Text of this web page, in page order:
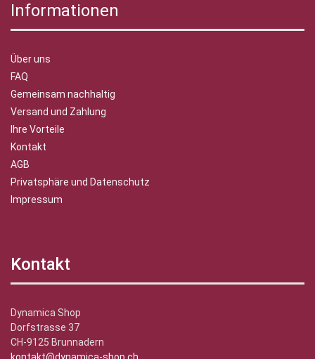
Informationen
Über uns
FAQ
Gemeinsam nachhaltig
Versand und Zahlung
Ihre Vorteile
Kontakt
AGB
Privatsphäre und Datenschutz
Impressum
Kontakt
Dynamica Shop
Dorfstrasse 37
CH-9125 Brunnadern